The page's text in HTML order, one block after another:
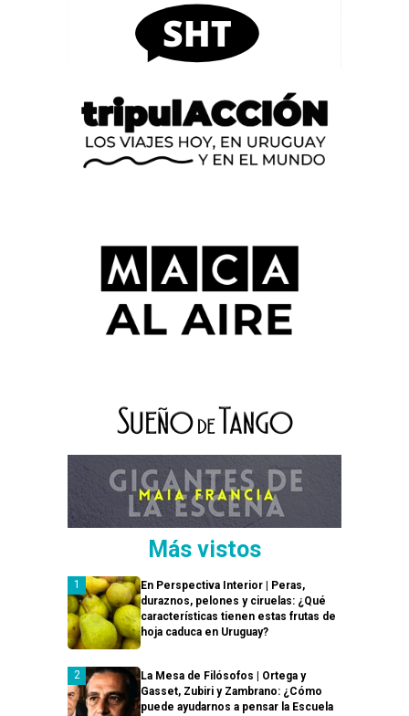
Más vistos
En Perspectiva Interior | Peras,
duraznos, pelones y ciruelas: ¿Qué
características tienen estas frutas de
hoja caduca en Uruguay?
La Mesa de Filósofos | Ortega y
Gasset, Zubiri y Zambrano: ¿Cómo
puede ayudarnos a pensar la Escuela